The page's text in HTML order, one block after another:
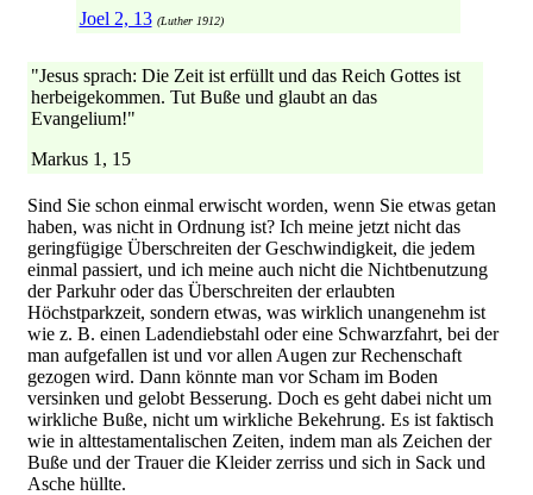
Joel 2, 13 (Luther 1912)
"Jesus sprach: Die Zeit ist erfüllt und das Reich Gottes ist
herbeigekommen. Tut Buße und glaubt an das
Evangelium!"
Markus 1, 15
Sind Sie schon einmal erwischt worden, wenn Sie etwas getan
haben, was nicht in Ordnung ist? Ich meine jetzt nicht das
geringfügige Überschreiten der Geschwindigkeit, die jedem
einmal passiert, und ich meine auch nicht die Nichtbenutzung
der Parkuhr oder das Überschreiten der erlaubten
Höchstparkzeit, sondern etwas, was wirklich unangenehm ist
wie z. B. einen Ladendiebstahl oder eine Schwarzfahrt, bei der
man aufgefallen ist und vor allen Augen zur Rechenschaft
gezogen wird. Dann könnte man vor Scham im Boden
versinken und gelobt Besserung. Doch es geht dabei nicht um
wirkliche Buße, nicht um wirkliche Bekehrung. Es ist faktisch
wie in alttestamentalischen Zeiten, indem man als Zeichen der
Buße und der Trauer die Kleider zerriss und sich in Sack und
Asche hüllte.